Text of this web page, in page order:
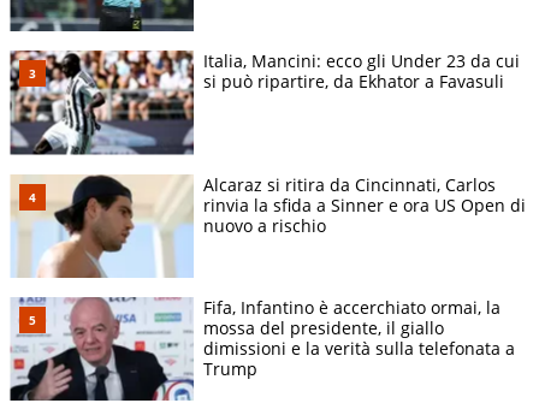
Italia, Mancini: ecco gli Under 23 da cui
si può ripartire, da Ekhator a Favasuli
Alcaraz si ritira da Cincinnati, Carlos
rinvia la sfida a Sinner e ora US Open di
nuovo a rischio
Fifa, Infantino è accerchiato ormai, la
mossa del presidente, il giallo
dimissioni e la verità sulla telefonata a
Trump